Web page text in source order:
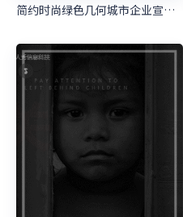
简约时尚绿色几何城市企业宣传模板